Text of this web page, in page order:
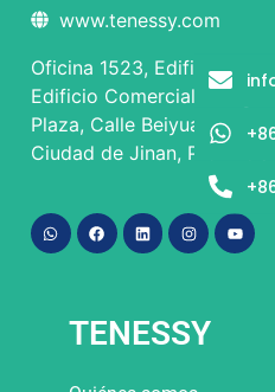
www.tenessy.com
Oficina 1523, Edificio 1 y
Edificio Comercial,
Plaza, Calle Beiyuan nº 9,
Ciudad de Jinan, Provincia
TENESSY